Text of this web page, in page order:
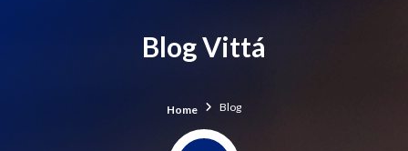
Blog Vittá
Home Blog